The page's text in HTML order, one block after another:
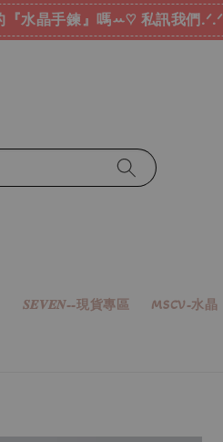
『水晶手鍊』嗎ꕀ♡ 私訊我們.ᐟ.ᐟ
𝑺𝑬𝑽𝑬𝑵--現貨專區 MSCV-水晶